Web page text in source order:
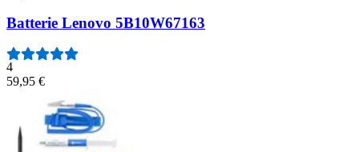
Batterie Lenovo 5B10W67163
4
59,95 €